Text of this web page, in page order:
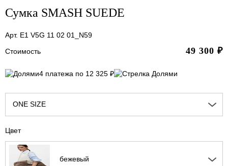
Сумка SMASH SUEDE
Арт. E1 V5G 11 02 01_N59
Стоимость
49 300 ₽
4 платежа по 12 325 ₽
ONE SIZE
Цвет
бежевый